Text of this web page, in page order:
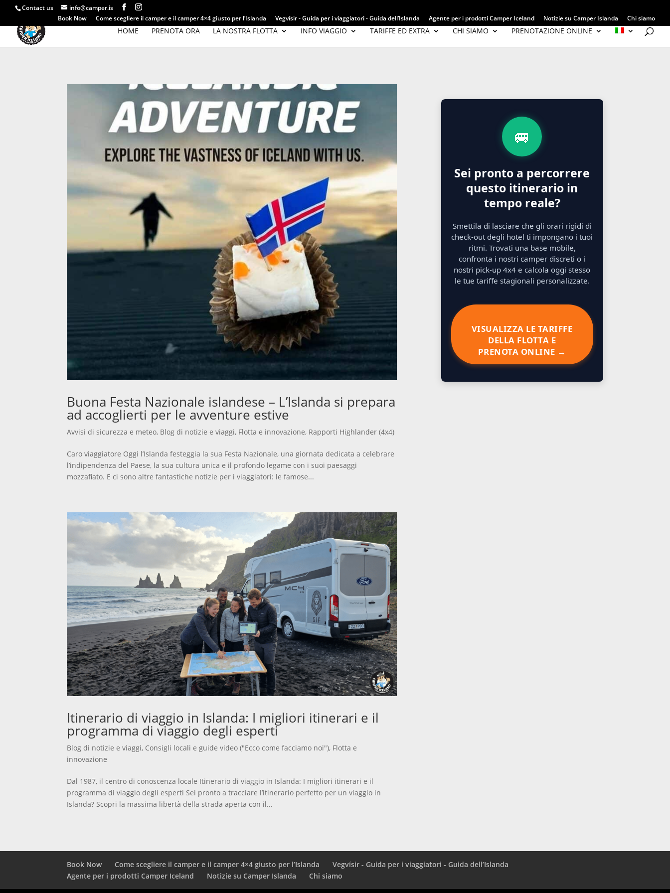
Contact us
info@camper.is
Book Now
Come scegliere il camper e il camper 4×4 giusto per l’Islanda Vegvísir - Guida per i viaggiatori - Guida dell’Islanda Agente per i prodotti Camper Iceland Notizie su Camper Islanda Chi siamo
HOME PRENOTA ORA LA NOSTRA FLOTTA INFO VIAGGIO TARIFFE ED EXTRA CHI SIAMO PRENOTAZIONE ONLINE
Buona Festa Nazionale islandese – L’Islanda si prepara
ad accoglierti per le avventure estive
Avvisi di sicurezza e meteo, Blog di notizie e viaggi, Flotta e innovazione, Rapporti Highlander (4x4)
Caro viaggiatore Oggi l’Islanda festeggia la sua Festa Nazionale, una giornata dedicata a celebrare
l’indipendenza del Paese, la sua cultura unica e il profondo legame con i suoi paesaggi
mozzafiato. E ci sono altre fantastiche notizie per i viaggiatori: le famose...
Itinerario di viaggio in Islanda: I migliori itinerari e il
programma di viaggio degli esperti
Blog di notizie e viaggi, Consigli locali e guide video ("Ecco come facciamo noi"), Flotta e
innovazione
Dal 1987, il centro di conoscenza locale Itinerario di viaggio in Islanda: I migliori itinerari e il
programma di viaggio degli esperti Sei pronto a tracciare l’itinerario perfetto per un viaggio in
Islanda? Scopri la massima libertà della strada aperta con il...
🚐
Sei pronto a percorrere
questo itinerario in
tempo reale?
Smettila di lasciare che gli orari rigidi di
check-out degli hotel ti impongano i tuoi
ritmi. Trovati una base mobile,
confronta i nostri camper discreti o i
nostri pick-up 4x4 e calcola oggi stesso
le tue tariffe stagionali personalizzate.
VISUALIZZA LE TARIFFE
DELLA FLOTTA E
PRENOTA ONLINE →
Book Now Come scegliere il camper e il camper 4×4 giusto per l’Islanda
Vegvísir - Guida per i viaggiatori - Guida dell’Islanda
Agente per i prodotti Camper Iceland
Notizie su Camper Islanda Chi siamo